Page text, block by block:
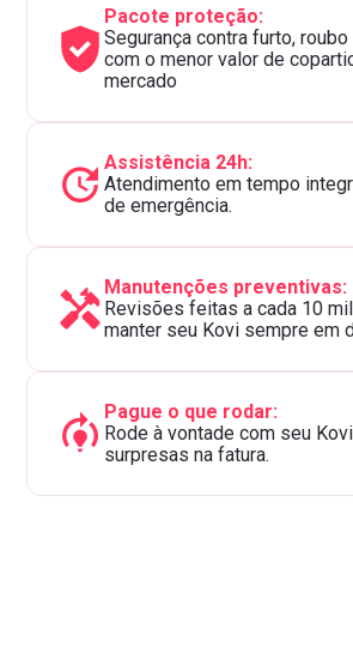
Pacote proteção:
Segurança contra furto,
com o menor valor de
mercado
Assistência 24h:
Atendimento em tempo
de emergência.
Manutenções preventivas:
Revisões feitas a cada 10
manter seu Kovi sempre em
Pague o que rodar:
Rode à vontade com seu
surpresas na fatura.